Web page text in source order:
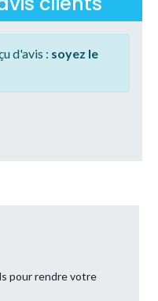
d'avis : soyez le
pour rendre votre